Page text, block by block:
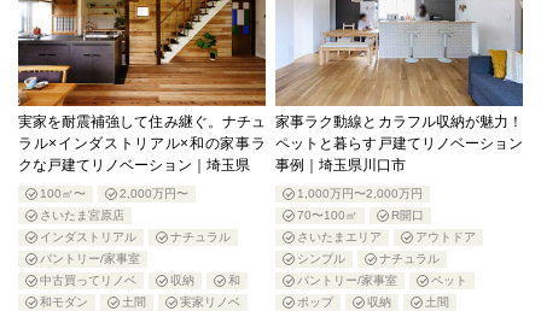
実家を耐震補強して住み継ぐ。ナチュ
ラル×インダストリアル×和の家事ラ
クな戸建てリノベーション｜埼玉県
100㎡〜
2,000万円〜
さいたま宮原店
インダストリアル
ナチュラル
パントリー/家事室
中古買ってリノベ
収納
和
和モダン
土間
実家リノベ
家事ラク動線とカラフル収納が魅力！
ペットと暮らす戸建てリノベーション
事例｜埼玉県川口市
1,000万円〜2,000万円
70〜100㎡
R開口
さいたまエリア
アウトドア
シンプル
ナチュラル
パントリー/家事室
ペット
ポップ
収納
土間